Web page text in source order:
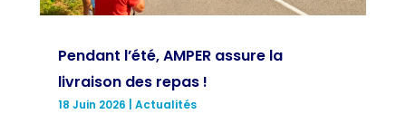
Pendant l’été, AMPER assure la
livraison des repas !
18 Juin 2026 Actualités